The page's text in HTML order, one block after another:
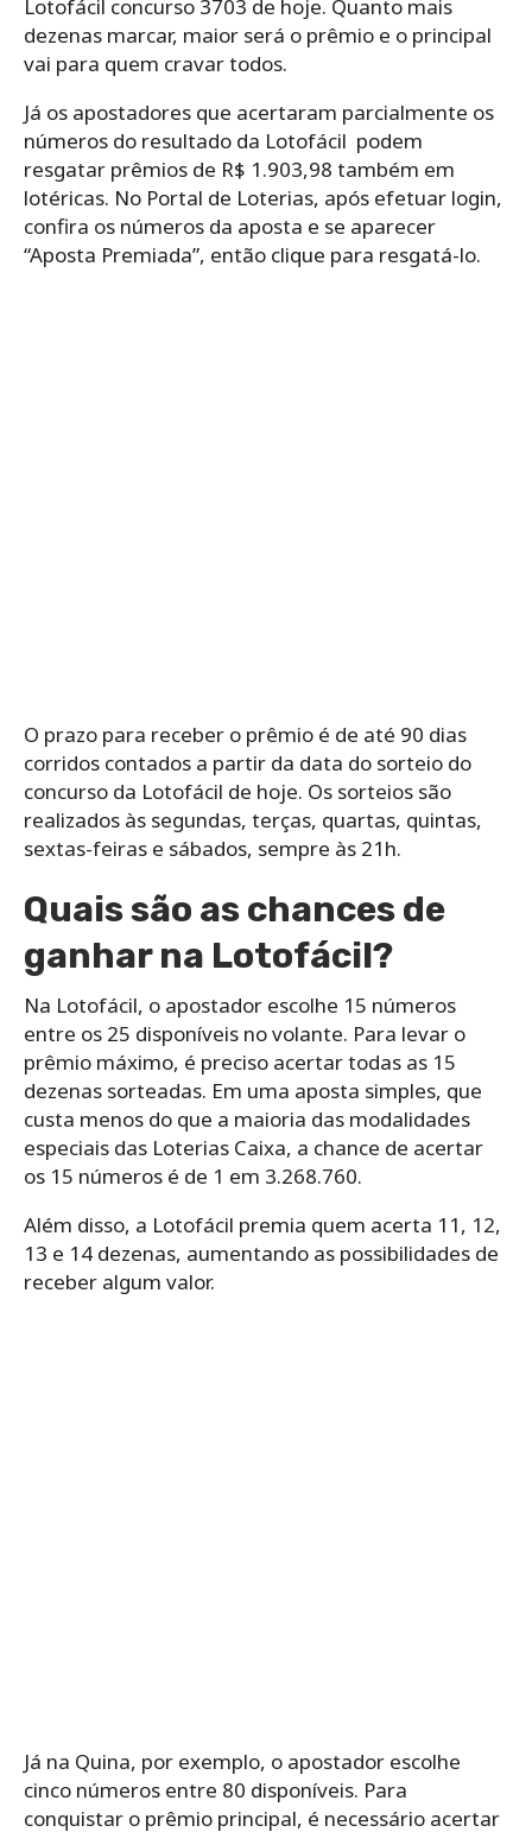
Lotofácil concurso 3703 de hoje. Quanto mais
dezenas marcar, maior será o prêmio e o principal
vai para quem cravar todos.
Já os apostadores que acertaram parcialmente os
números do resultado da Lotofácil podem
resgatar prêmios de R$ 1.903,98 também em
lotéricas. No Portal de Loterias, após efetuar login,
confira os números da aposta e se aparecer
“Aposta Premiada”, então clique para resgatá-lo.
O prazo para receber o prêmio é de até 90 dias
corridos contados a partir da data do sorteio do
concurso da Lotofácil de hoje. Os sorteios são
realizados às segundas, terças, quartas, quintas,
sextas-feiras e sábados, sempre às 21h.
Quais são as chances de
ganhar na Lotofácil?
Na Lotofácil, o apostador escolhe 15 números
entre os 25 disponíveis no volante. Para levar o
prêmio máximo, é preciso acertar todas as 15
dezenas sorteadas. Em uma aposta simples, que
custa menos do que a maioria das modalidades
especiais das Loterias Caixa, a chance de acertar
os 15 números é de 1 em 3.268.760.
Além disso, a Lotofácil premia quem acerta 11, 12,
13 e 14 dezenas, aumentando as possibilidades de
receber algum valor.
Já na Quina, por exemplo, o apostador escolhe
cinco números entre 80 disponíveis. Para
conquistar o prêmio principal, é necessário acertar